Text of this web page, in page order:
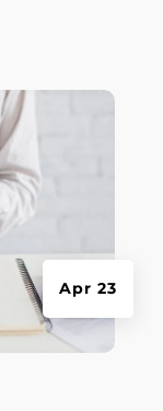
Apr 23